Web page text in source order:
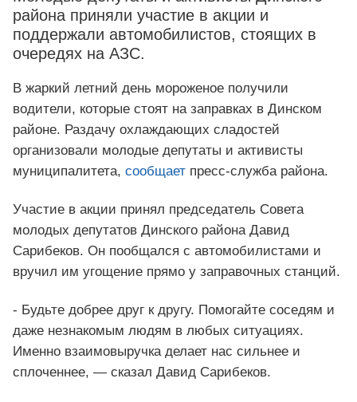
района приняли участие в акции и
поддержали автомобилистов, стоящих в
очередях на АЗС.
В жаркий летний день мороженое получили
водители, которые стоят на заправках в Динском
районе. Раздачу охлаждающих сладостей
организовали молодые депутаты и активисты
муниципалитета, сообщает пресс-служба района.
Участие в акции принял председатель Совета
молодых депутатов Динского района Давид
Сарибеков. Он пообщался с автомобилистами и
вручил им угощение прямо у заправочных станций.
- Будьте добрее друг к другу. Помогайте соседям и
даже незнакомым людям в любых ситуациях.
Именно взаимовыручка делает нас сильнее и
сплоченнее, — сказал Давид Сарибеков.